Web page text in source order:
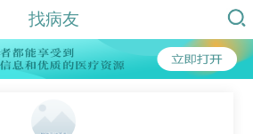
找病友